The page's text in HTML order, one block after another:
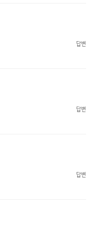
답변
답변
답변